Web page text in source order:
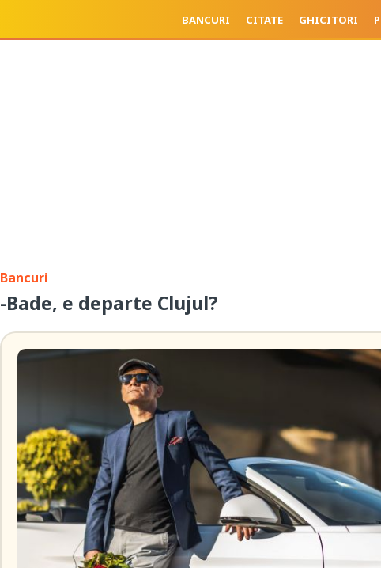
BANCURI CITATE GHICITORI
Bancuri
-Bade, e departe Clujul?